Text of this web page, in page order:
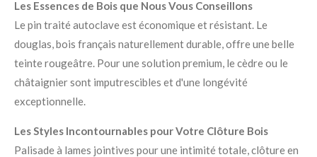
Les Essences de Bois que Nous Vous Conseillons
Le pin traité autoclave est économique et résistant. Le
douglas, bois français naturellement durable, offre une belle
teinte rougeâtre. Pour une solution premium, le cèdre ou le
châtaignier sont imputrescibles et d'une longévité
exceptionnelle.
Les Styles Incontournables pour Votre Clôture Bois
Palisade à lames jointives pour une intimité totale, clôture en